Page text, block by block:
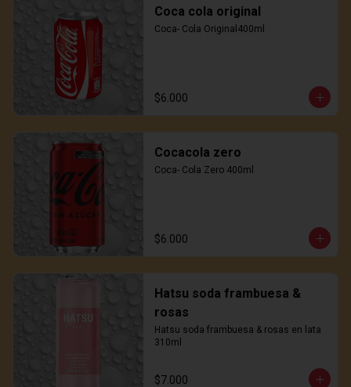
Coca cola original
Coca- Cola Original400ml
$6.000
Cocacola zero
Coca- Cola Zero 400ml
$6.000
Hatsu soda frambuesa &
rosas
Hatsu soda frambuesa & rosas en lata
310ml
$7.000